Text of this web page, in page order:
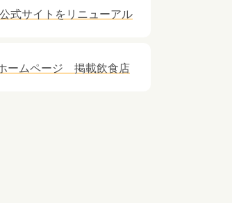
式サイトをリニューアル
ームページ 掲載飲食店